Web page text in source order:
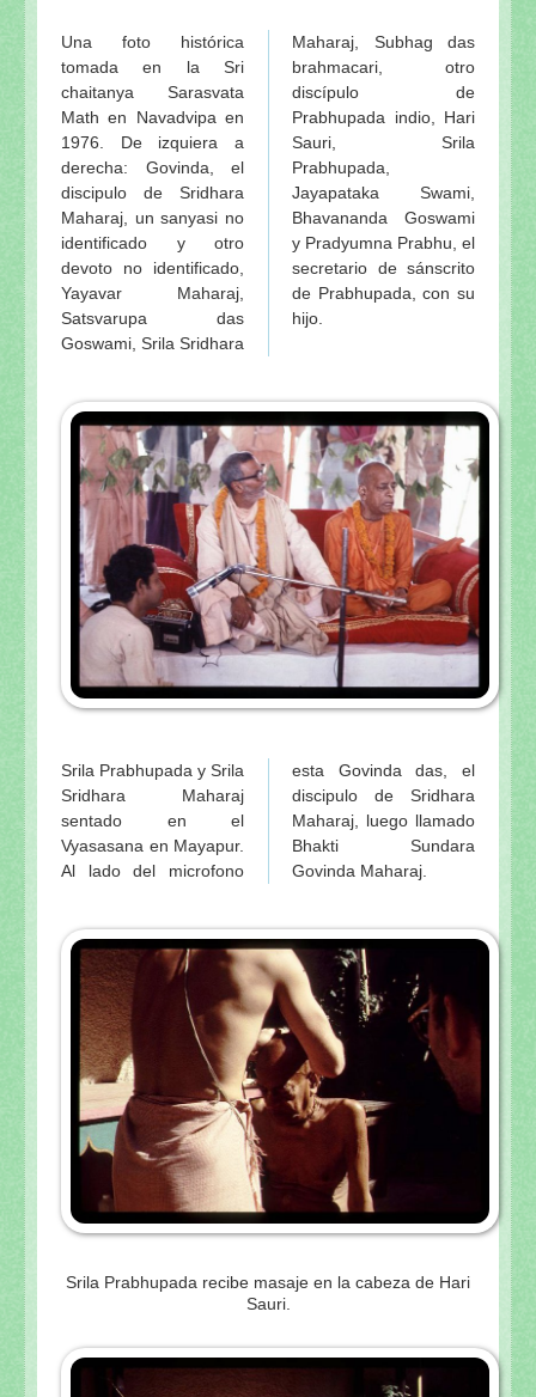
Una foto histórica
tomada en la Sri
chaitanya Sarasvata
Math en Navadvipa en
1976. De izquiera a
derecha: Govinda, el
discipulo de Sridhara
Maharaj, un sanyasi no
identificado y otro
devoto no identificado,
Yayavar Maharaj,
Satsvarupa das
Goswami, Srila Sridhara
Maharaj, Subhag das
brahmacari, otro
discípulo de
Prabhupada indio, Hari
Sauri, Srila
Prabhupada,
Jayapataka Swami,
Bhavananda Goswami
y Pradyumna Prabhu, el
secretario de sánscrito
de Prabhupada, con su
hijo.
Srila Prabhupada y Srila
Sridhara Maharaj
sentado en el
Vyasasana en Mayapur.
Al lado del microfono
esta Govinda das, el
discipulo de Sridhara
Maharaj, luego llamado
Bhakti Sundara
Govinda Maharaj.
Srila Prabhupada recibe masaje en la cabeza de Hari
Sauri.